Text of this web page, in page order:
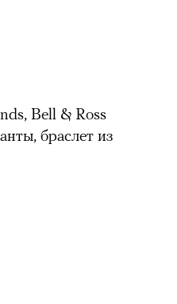
Bell & Ross
браслет из